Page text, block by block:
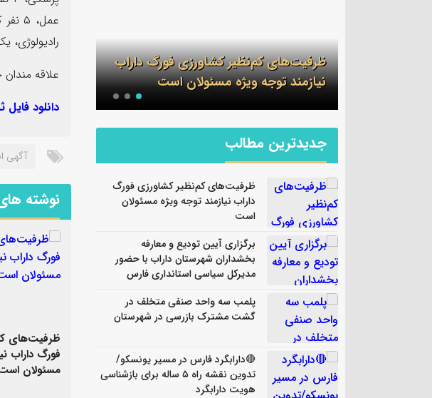
علاقه
دانلود فایل
آگهی
نوشته
ظرفیت‌های
فورگ داراب
مسئولان
ظرفیت‌های کم‌نظیر کشاورزی فورگ داراب
نیازمند توجه ویژه مسئولان است
برگزاری آیین
استانداری فارس
جدیدترین مطالب
ظرفیت‌های کم‌نظیر کشاورزی فورگ
داراب نیازمند توجه ویژه مسئولان
است
برگزاری آیین تودیع و معارفه
بخشداران شهرستان داراب با حضور
مدیرکل سیاسی استانداری فارس
پلمب سه واحد صنفی متخلف در
گشت مشترک بازرسی در شهرستان
🔴دارابگرد فارس در مسیر یونسکو/
تدوین نقشه راه ۵ ساله برای بازشناسی
هویت دارابگرد